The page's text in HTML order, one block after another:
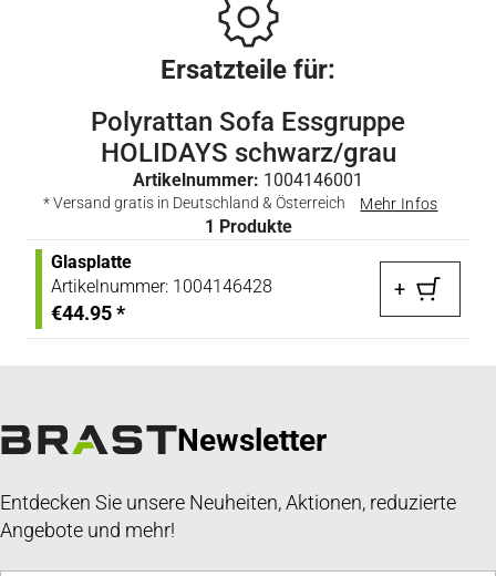
Ersatzteile für:
Polyrattan Sofa Essgruppe
HOLIDAYS schwarz/grau
Artikelnummer: 1004146001
* Versand gratis in Deutschland & Österreich Mehr Infos
1 Produkte
Glasplatte
Artikelnummer: 1004146428
€44.95*
+
Newsletter
Entdecken Sie unsere Neuheiten, Aktionen, reduzierte
Angebote und mehr!